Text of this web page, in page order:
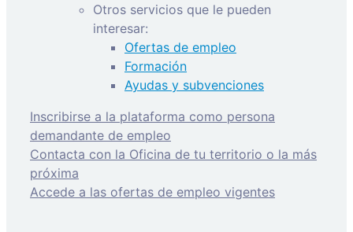
Otros servicios que le pueden
interesar:
Ofertas de empleo
Formación
Ayudas y subvenciones
Inscribirse a la plataforma como persona
demandante de empleo
Contacta con la Oficina de tu territorio o la más
próxima
Accede a las ofertas de empleo vigentes